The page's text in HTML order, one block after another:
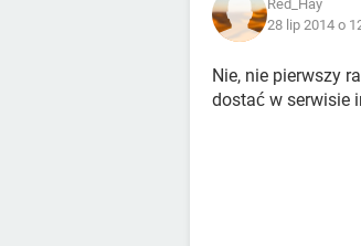
Red_Hay
28 lip 2014 o
Nie, nie pierwszy
dostać w serwisie